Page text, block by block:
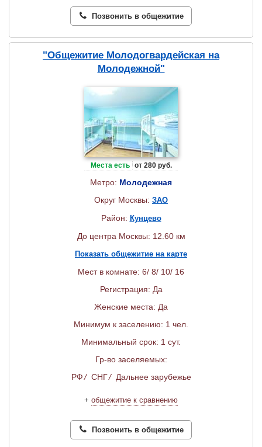
Позвонить в общежитие
"Общежитие Молодогвардейская на
Молодежной"
Места есть от 280 руб.
Метро: Молодежная
Округ Москвы: ЗАО
Район: Кунцево
До центра Москвы: 12.60 км
Показать общежитие на карте
Мест в комнате: 6/ 8/ 10/ 16
Регистрация: Да
Женские места: Да
Минимум к заселению: 1 чел.
Минимальный срок: 1 сут.
Гр-во заселяемых:
РФ/ СНГ/ Дальнее зарубежье
+ общежитие к сравнению
Позвонить в общежитие